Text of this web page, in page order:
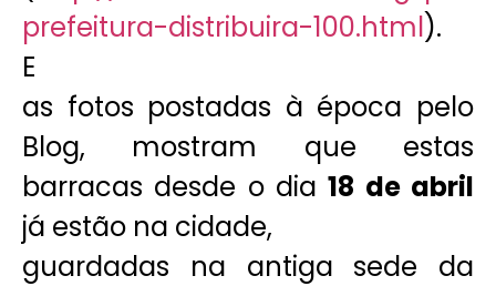
prefeitura-distribuira-100.html).
E
as fotos postadas à época pelo
Blog, mostram que estas
barracas desde o dia18 de abril
já estão na cidade,
guardadas na antiga sede da